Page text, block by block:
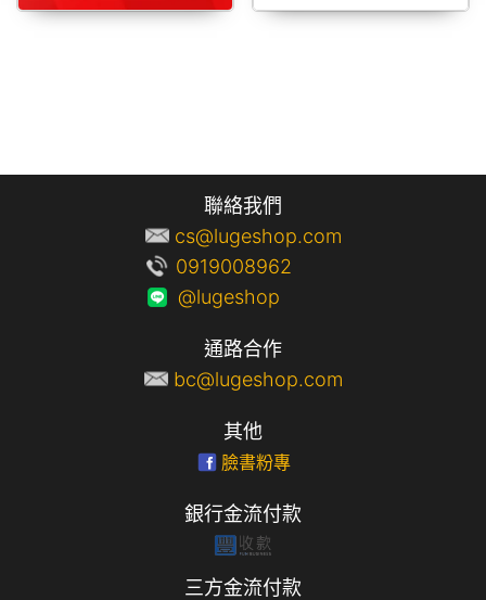
聯絡我們
cs@lugeshop.com
0919008962
@lugeshop
通路合作
bc@lugeshop.com
其他
臉書粉專
銀行金流付款
三方金流付款